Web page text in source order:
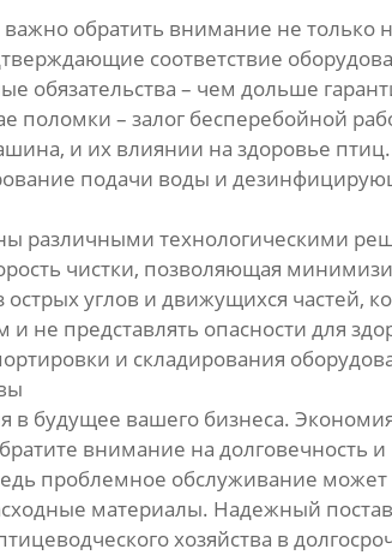
обратить внимание не только
соответствие
обязательства – чем дольше
– залог бесперебойной
и их влиянии на здоровье
подачи воды и
различными технологическими
чистки, позволяющая
углов и движущихся частей,
не представлять опасности для
и складирования
будущее вашего бизнеса.
внимание на долговечность
проблемное обслуживание
материалы. Надежный
хозяйства в